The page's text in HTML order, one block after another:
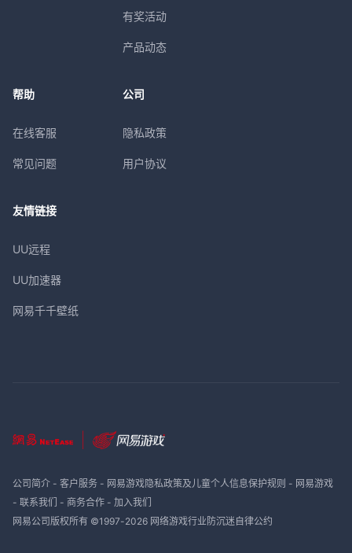
有奖活动
产品动态
帮助
在线客服
常见问题
公司
隐私政策
用户协议
友情链接
UU远程
UU加速器
网易千千壁纸
公司简介- 客户服务- 网易游戏隐私政策及儿童个人信息保护规则 - 网易游戏
- 联系我们 - 商务合作- 加入我们
网易公司版权所有 ©1997-2026 网络游戏行业防沉迷自律公约